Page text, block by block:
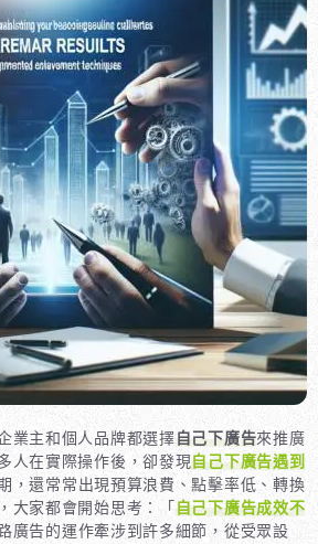
業主和個人品牌都選擇自己下廣告來推廣
人在實際操作後，卻發現自己下廣告遇到
，還常常出現預算浪費、點擊率低、轉換
大家都會開始思考：「 自己下廣告成效不
廣告的運作牽涉到許多細節，從受眾設